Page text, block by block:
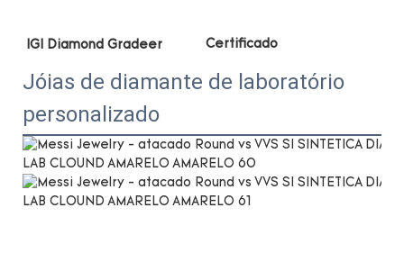
Jóias de diamante de laboratório
personalizado